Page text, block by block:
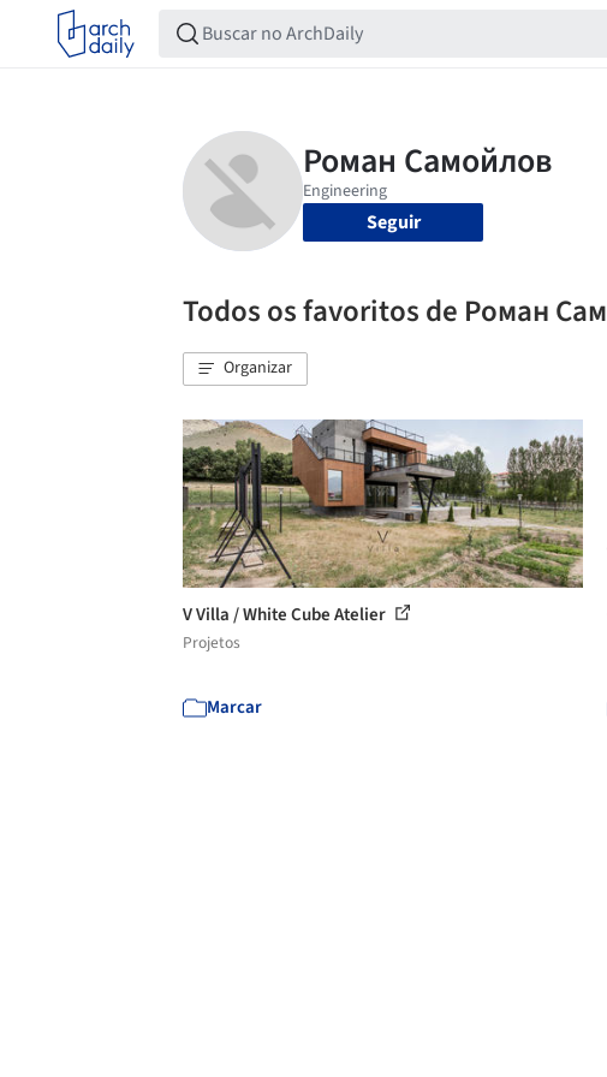
Seguir
Todos os favoritos de Роман
Organizar
V Villa / White Cube Atelier
Projetos
Marcar